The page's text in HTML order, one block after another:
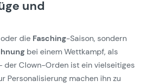
und
oder die Fasching-Saison, sondern
bei einem Wettkampf, als
der Clown-Orden ist ein vielseitiges
Personalisierung machen ihn zu